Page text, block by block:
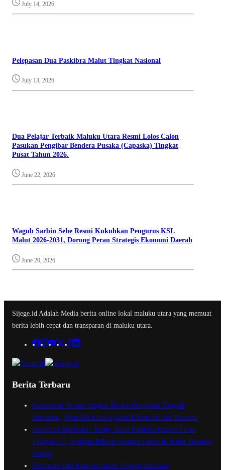
July 14, 2026
Pelepasan Dua Paskibra Malut Tingkat Nasional
July 13, 2026
Dua Pelajar Terbaik Maluku Utara Resmi Lolos Calon
Pasukan Pengibar Bendera Pusaka (Capaska) Tingkat
Pusat Tahun 2026.
June 22, 2026
Wagub Sarbin Sehe Resmi Kukuhkan Pengurus KSL
Malut 2026-2031, Dorong Peran Strategis Ekonomi Daerah
June 20, 2026
Sijege.id Adalah Media berita online lokal maluku utara yang memuat
berita lebih cepat dan transparan di maluku utara.
Berita Terbaru
Kesultanan Ternate Angkat Bicara Menyikapi Tragedi
Matraman, Menolak Keras Ujaran Kebencian dan Rasisme
Semifinal Membara : Hasby Yusuf Prediksi Prancis Libas
Spanyol 3-1, Siapkan Ribuan Sarapan Gratis di Nobar Benteng
Orange
Pelepasan Dua Paskibra Malut Tingkat Nasional